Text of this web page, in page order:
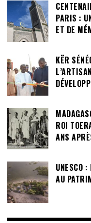
PARIS :
ET DE
KËR
ROI
ANS
UNESCO
AU